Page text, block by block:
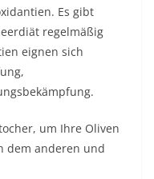
Es gibt
regelmäßig
eignen sich
um Ihre Oliven
dem anderen und